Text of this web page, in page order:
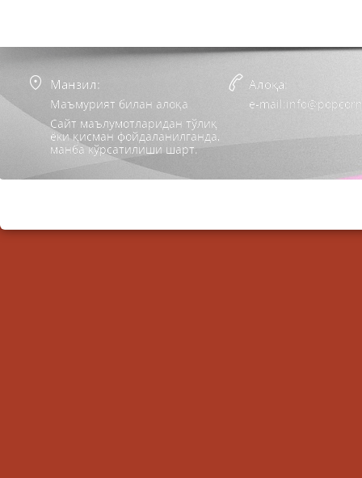
Манзил:
Маъмурият билан алоқа
Сайт маълумотларидан тўлиқ
ёки қисман фойдаланилганда,
манба кўрсатилиши шарт.
Алоқа:
e-